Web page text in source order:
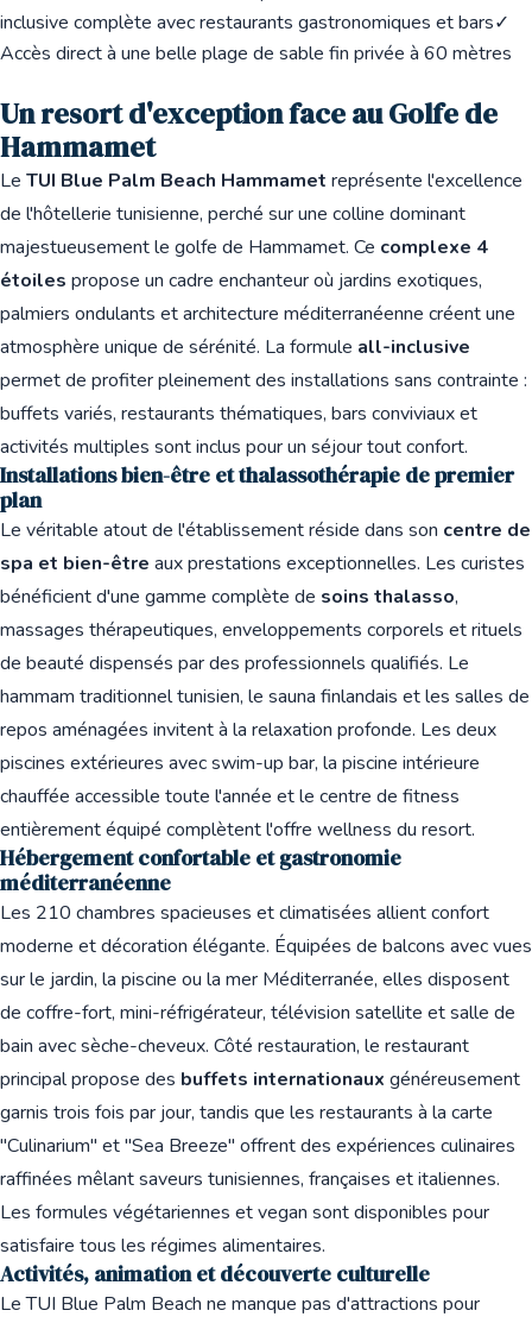
inclusive complète avec restaurants gastronomiques et bars✓
Accès direct à une belle plage de sable fin privée à 60 mètres
Un resort d'exception face au Golfe de
Hammamet
Le TUI Blue Palm Beach Hammamet représente l'excellence
de l'hôtellerie tunisienne, perché sur une colline dominant
majestueusement le golfe de Hammamet. Ce complexe 4
étoiles propose un cadre enchanteur où jardins exotiques,
palmiers ondulants et architecture méditerranéenne créent une
atmosphère unique de sérénité. La formule all-inclusive
permet de profiter pleinement des installations sans contrainte :
buffets variés, restaurants thématiques, bars conviviaux et
activités multiples sont inclus pour un séjour tout confort.
Installations bien-être et thalassothérapie de premier
plan
Le véritable atout de l'établissement réside dans son centre de
spa et bien-être aux prestations exceptionnelles. Les curistes
bénéficient d'une gamme complète de soins thalasso,
massages thérapeutiques, enveloppements corporels et rituels
de beauté dispensés par des professionnels qualifiés. Le
hammam traditionnel tunisien, le sauna finlandais et les salles de
repos aménagées invitent à la relaxation profonde. Les deux
piscines extérieures avec swim-up bar, la piscine intérieure
chauffée accessible toute l'année et le centre de fitness
entièrement équipé complètent l'offre wellness du resort.
Hébergement confortable et gastronomie
méditerranéenne
Les 210 chambres spacieuses et climatisées allient confort
moderne et décoration élégante. Équipées de balcons avec vues
sur le jardin, la piscine ou la mer Méditerranée, elles disposent
de coffre-fort, mini-réfrigérateur, télévision satellite et salle de
bain avec sèche-cheveux. Côté restauration, le restaurant
principal propose des buffets internationaux généreusement
garnis trois fois par jour, tandis que les restaurants à la carte
"Culinarium" et "Sea Breeze" offrent des expériences culinaires
raffinées mêlant saveurs tunisiennes, françaises et italiennes.
Les formules végétariennes et vegan sont disponibles pour
satisfaire tous les régimes alimentaires.
Activités, animation et découverte culturelle
Le TUI Blue Palm Beach ne manque pas d'attractions pour